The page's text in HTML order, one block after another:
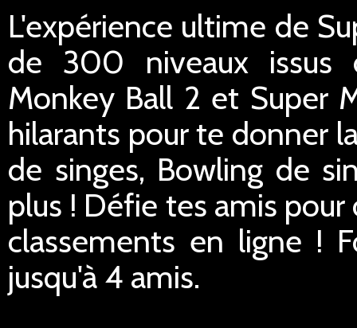
L'expérience ultime de
de 300 niveaux issus
Monkey Ball 2 et Super
hilarants pour te donner
de singes, Bowling de
plus ! Défie tes amis
classements en ligne !
jusqu'à 4 amis.